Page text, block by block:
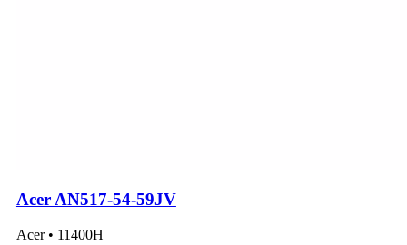
Acer AN517-54-59JV
Acer • 11400H